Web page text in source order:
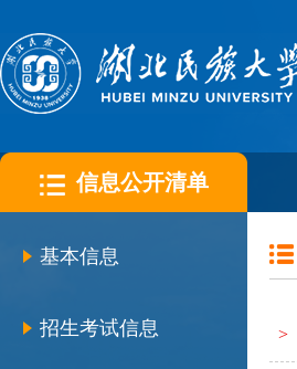
信息公开清单
基本信息
招生考试信息 >